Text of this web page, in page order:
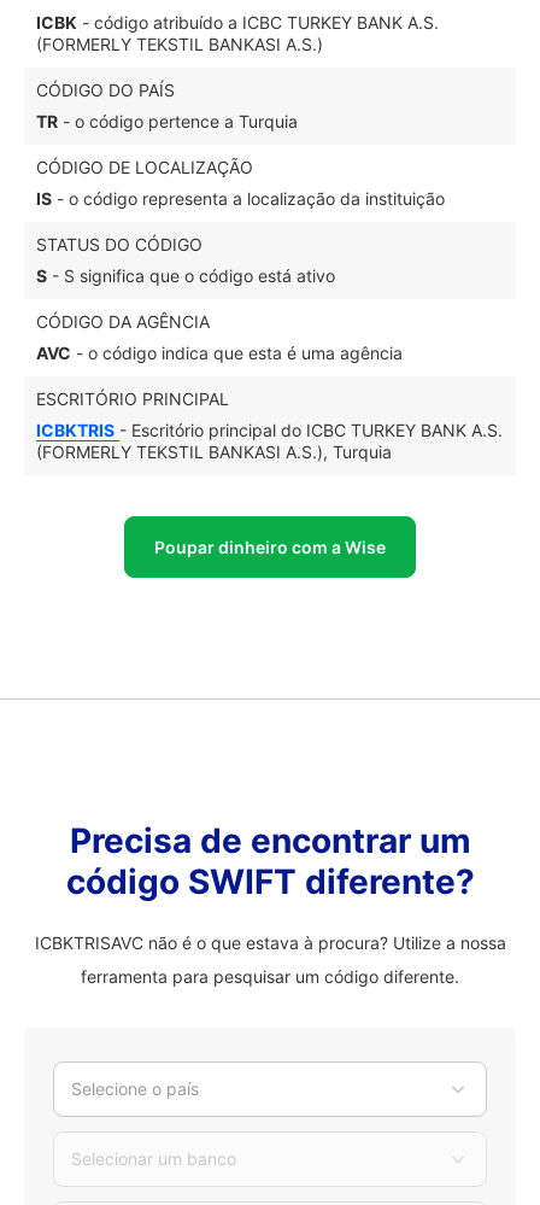
ICBK - código atribuído a ICBC TURKEY BANK A.S.
(FORMERLY TEKSTIL BANKASI A.S.)
CÓDIGO DO PAÍS
TR - o código pertence a Turquia
CÓDIGO DE LOCALIZAÇÃO
IS - o código representa a localização da instituição
STATUS DO CÓDIGO
S - S significa que o código está ativo
CÓDIGO DA AGÊNCIA
AVC - o código indica que esta é uma agência
ESCRITÓRIO PRINCIPAL
ICBKTRIS - Escritório principal do ICBC TURKEY BANK A.S.
(FORMERLY TEKSTIL BANKASI A.S.), Turquia
Poupar dinheiro com a Wise
Precisa de encontrar um
código SWIFT diferente?
ICBKTRISAVC não é o que estava à procura? Utilize a nossa
ferramenta para pesquisar um código diferente.
Selecione o país
Selecionar um banco